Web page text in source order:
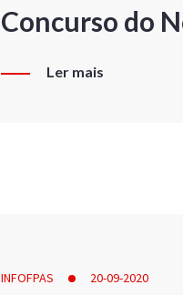
Concurso do
Ler mais
INFOFPAS 20-09-2020